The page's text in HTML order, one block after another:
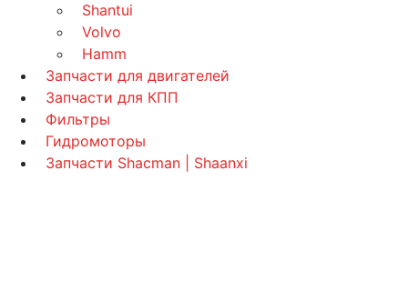
Shantui
Volvo
Hamm
Запчасти для двигателей
Запчасти для КПП
Фильтры
Гидромоторы
Запчасти Shacman | Shaanxi